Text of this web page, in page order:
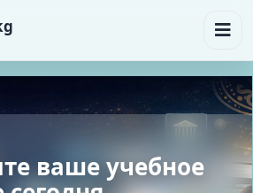
всегда рядом